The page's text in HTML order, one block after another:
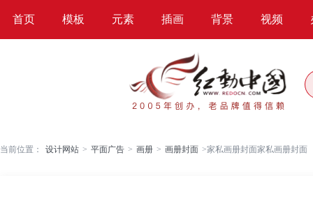
首页 模板 元素 插画 背景 视频
当前位置： 设计网站 > 平面广告 > 画册 > 画册封面 >家私画册封面家私画册封面